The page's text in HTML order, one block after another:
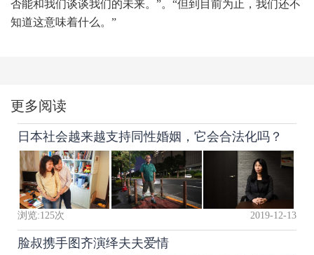
否能和我们谈谈我们的未来。”。“但到目前为止，我们还不
知道这意味着什么。”
更多阅读
日本社会越来越支持同性婚姻，它会合法化吗？
浏览:125次 2019-12-13
脸叔携手图齐演绎夫夫爱情